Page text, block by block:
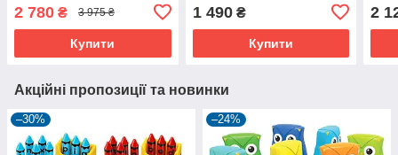
2 780 ₴ 3 975 ₴
Купити
1 490₴
Купити
2
Акційні пропозиції та новинки
–30% –24%